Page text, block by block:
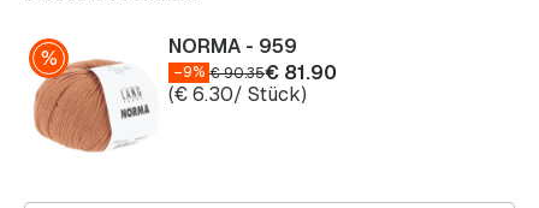
NORMA - 959
–9% €90.35€ 81.90
(€6.30/ Stück)